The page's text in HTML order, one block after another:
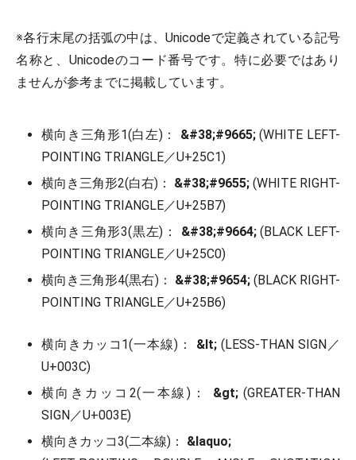
※各行末尾の括弧の中は、Unicodeで定義されている記号
名称と、Unicodeのコード番号です。特に必要ではあり
ませんが参考までに掲載しています。
横向き三角形1(白左)： &#38;#9665;(WHITE LEFT-
POINTING TRIANGLE／U+25C1)
横向き三角形2(白右)： &#38;#9655;(WHITE RIGHT-
POINTING TRIANGLE／U+25B7)
横向き三角形3(黒左)： &#38;#9664;(BLACK LEFT-
POINTING TRIANGLE／U+25C0)
横向き三角形4(黒右)： &#38;#9654;(BLACK RIGHT-
POINTING TRIANGLE／U+25B6)
横向きカッコ1(一本線)： &lt; (LESS-THAN SIGN／
U+003C)
横向きカッコ2(一本線)： &gt;(GREATER-THAN
SIGN／U+003E)
横向きカッコ3(二本線)： &laquo;